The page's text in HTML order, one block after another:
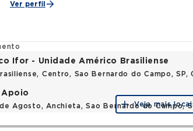
Ver perfil
Ifor - Unidade Américo Brasiliense
Centro, Sao Bernardo do Campo, SP,
Apoio
Agosto, Anchieta, Sao Bernardo do Campo,
Veja mais